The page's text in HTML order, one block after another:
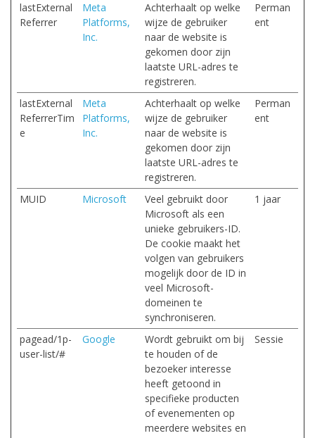
lastExternal
Referrer
Meta
Platforms,
Inc.
Achterhaalt op welke
wijze de gebruiker
naar de website is
gekomen door zijn
laatste URL-adres te
registreren.
Perman
ent
lastExternal
ReferrerTim
e
Meta
Platforms,
Inc.
Achterhaalt op welke
wijze de gebruiker
naar de website is
gekomen door zijn
laatste URL-adres te
registreren.
Perman
ent
MUID Microsoft
Veel gebruikt door
Microsoft als een
unieke gebruikers-ID.
De cookie maakt het
volgen van gebruikers
mogelijk door de ID in
veel Microsoft-
domeinen te
synchroniseren.
1 jaar
pagead/1p-
user-list/#
Google
Wordt gebruikt om bij
te houden of de
bezoeker interesse
heeft getoond in
specifieke producten
of evenementen op
meerdere websites en
Sessie